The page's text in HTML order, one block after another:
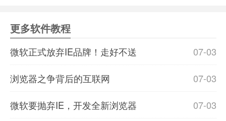
更多软件教程
07-03
微软正式放弃IE品牌！走好不送
07-03
浏览器之争背后的互联网
07-03
微软要抛弃IE，开发全新浏览器